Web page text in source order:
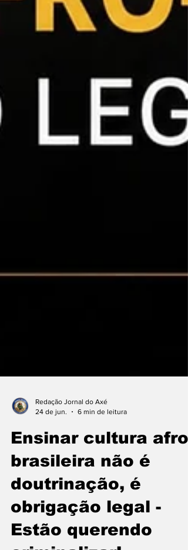
Redação Jornal do Axé
Ensinar cultura afro-
brasileira não é
doutrinação, é
obrigação legal -
Estão querendo